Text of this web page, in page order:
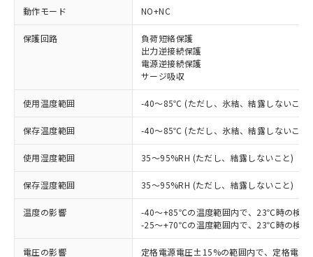
動作モード NO+NC
保護回路
負荷短絡保護
出力逆接続保護
電源逆接続保護
サージ吸収
使用温度範囲 -40～85℃ (ただし、氷結、結露しないこと)
保存温度範囲 -40～85℃ (ただし、氷結、結露しないこと)
使用湿度範囲 35～95%RH (ただし、結露しないこと)
保存湿度範囲 35～95%RH (ただし、結露しないこと)
温度の影響
-40～+85℃の温度範囲内で、23℃時の検
-25～+70℃の温度範囲内で、23℃時の検
電圧の影響 定格電源電圧±15%の範囲内で、定格電
ご利用条件
以下の条件をお読みいただき、同意のうえ
ご利用ください。
本サービスは、当社制御機器事業取扱
商品の当社在庫状況および標準価格
(税抜)を提供させていただくもので
当社制御機器事業取扱商品の中には、
本サービスの対象外となる商品もある
ことをご了承ください。
非含有に対応した製品が提供可能な商品で
対応予定：EU RoHS指令（10物質）の非含
有に対応した製品に切り替える予定のある
対応予定なし：EU RoHS指令（10物質）の
定はありません。
調査・確認中：EU RoHS指令（10物質）の
非含有の対応状況を調査中または確認中の
商品です。
非該当品：ライセンス料など無形物で、有
害物質有無と関係のない商品です。
仕入先様の事情により、非含有部品として
いたものが、含有品と判明した場合などや
むを得ず変更することがあります。
※1 中国RoHS○×表
「○」：最大均質材料含有率が中国RoHSの
基準値以下であることを示します。
「×」：最大均質材料含有率が中国RoHSの
基準値を超えていることを示します。
「－」：未確認です。当社販売部門へお問
当社は、これら貴社製品のうち、外国